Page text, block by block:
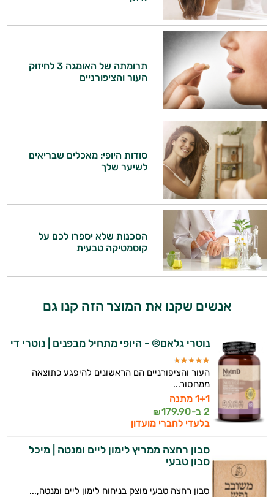
תרומתה של האומגה 3 לחיזוק
העור והציפורניים
סודות היופי: מאכלים שבריאים
לשיער שלך
הסכנות שלא יספרו לכם על
קוסמטיקה טבעית
אנשים שקנו את המוצר הזה קנו גם
נוטרי גלאם® - היופי מתחיל מבפנים | נוטרי די
העור והציפורניים הם הראשונים להיפגע כתוצאה
ממחסור...
1+1 מתנה
2 ב-
179.90
₪
בלעדי לחברי מועדון
סבון רחצה ממריץ לימון ליים ומנטה | מיכל
סבון טבעי
סבון רחצה טבעי מוצק בניחוח לימון ליים ומנטה,...
היי,
אני יועץ הבריאות האישי AI של טבע בריא.
התשובות שלי מבוססות על מאגרי מידע קליניים
וספרות מקצועית בתחומי הרפואה הטבעית
ותזונת הספורט.
אני כאן כדי לעזור לך להתאים את תוספי
התזונה ומוצרי הבריאות המדויקים למטרות
ולמצב הגופני שלך, ולהסביר לך אילו רכיבים
עובדים יחד כדי למקסם תוצאות גם בחיי היום
יום וגם בתחום הכושר והספורט.
המטרה שלי היא להתאים עבורך המלצות
אישיות מבוססות מדעית.